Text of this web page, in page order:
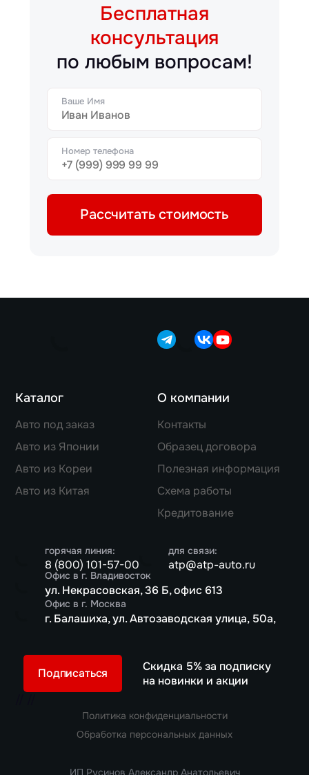
Бесплатная
консультация
по любым вопросам!
Ваше Имя
Номер телефона
Рассчитать стоимость
Каталог
Авто под заказ
Авто из Японии
Авто из Кореи
Авто из Китая
О компании
Контакты
Образец договора
Полезная информация
Схема работы
Кредитование
горячая линия:
8 (800) 101-57-00
для связи:
atp@atp-auto.ru
Офис в г. Владивосток
ул. Некрасовская, 36 Б, офис 613
Офис в г. Москва
г. Балашиха, ул. Автозаводская улица, 50а,
Скидка 5% за подписку
на новинки и акции
Подписаться
Политика конфиденциальности
Обработка персональных данных